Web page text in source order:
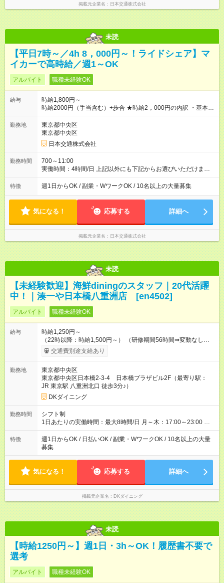
掲載元企業名 日本交通株式会社
未読
【平日7時～／4h 8，000円～！ライドシェア】マ
イカーで高時給／週1～OK
アルバイト 職種未経験OK
給与
時給1,800円～
時給2000円（手当含む）+歩合 ★時給2，000円の内訳 ・基本時
給：1，400円 ・燃料手当：300円 ・通信手当：100円 ・特別手
当：200円 ※ ※特別手当200円は期間限定の金額です。（2026
年10月15日まで） それ以降は変更となる可能性があります。
───────────────── ■研修について 営業所にて入社手続
き・ドラレコの設定・研修などを10時間行います。 ◆ 研修中の
す。 【試用期間】試用期間あり 試用期間の長さ：5ヶ月 ※ 雇用
形態と給与に、本採用時と異なる部分があります。 雇用形態：
最初の10時間で研修が行われ、研修（10時間）中は、時給1，
250円となります。 研修終了後、給与は本採用時と同様に時給
勤務地
東京都中央区
東京都中央区
日本交通株式会社
勤務時間
700～11:00
実働時間：4時間/日 上記以外にも下記からお選びいただけま
す。 【勤務時間】 日曜 10:00~14:00 平日 7:00～11:00 金
曜 16:00～20:00、0:30～4:30（日付変わった土曜日深夜） 土
あり 【勤務日数】 週1日から可 MAX 週4日まで
特徴 週1日からOK / 副業・WワークOK / 10名以上の大量募集
気になる！ 応募する 詳細へ
掲載元企業名 日本交通株式会社
未読
【未経験歓迎】海鮮diningのスタッフ｜20代活躍
中！｜湊一や日本橋八重洲店 [en4502]
アルバイト 職種未経験OK
給与
時給1,250円～
（22時以降：時給1,500円～） （研修期間56時間⇒変動なし） ■
食事補助あり⇒1食200円 ■友人紹介制度あり⇒1人紹介につき最
大3万円支給！ 【試用期間】試用期間なし
交通費別途支給あり
勤務地
東京都中央区
東京都中央区日本橋2-3-4 日本橋プラザビル2F（最寄り駅：
JR 東京駅 八重洲北口 徒歩3分♪）
DKダイニング
勤務時間
シフト制
1日あたりの実働時間：最大8時間/日 月～木：17:00～23:00 金
祝前：17:00～23:30 土日祝：16:00～23:00 ★上記時間から3時
間／日～OK ★週1日～OK ※勤務時間の変動の可能性あり ※22時
以降勤務は18歳以上(法令による) ★自己申告の自由シフト制
特徴
週1日からOK / 日払いOK / 副業・WワークOK / 10名以上の大量
募集
気になる！ 応募する 詳細へ
掲載元企業名 DKダイニング
未読
【時給1250円～】週1日・3h～OK！履歴書不要で
選考
アルバイト 職種未経験OK